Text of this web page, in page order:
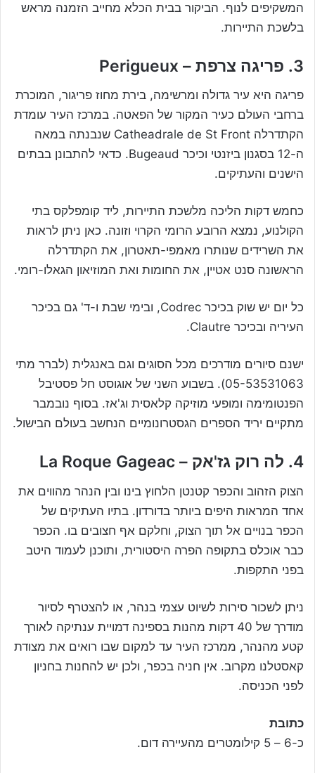
המשקיפים לנוף. הביקור בבית הכלא מחייב הזמנה מראש
בלשכת התיירות.
3. פריגה צרפת – Perigueux
פריגה היא עיר גדולה ומרשימה, בירת מחוז פריגור, המוכרת
ברחבי העולם כעיר המקור של הפאטה. במרכז העיר עומדת
הקתדרלה Catheadrale de St Front שנבנתה במאה
ה-12 בסגנון ביזנטי וכיכר Bugeaud. כדאי להתבונן בבתים
הישנים והעתיקים.
כחמש דקות הליכה מלשכת התיירות, ליד קומפלקס בתי
הקולנוע, נמצא הרובע הרומי הקרוי וזונה. כאן ניתן לראות
את השרידים שנותרו מאמפי-תאטרון, את הקתדרלה
הראשונה סנט אטיין, את החומות ואת המוזיאון הגאלו-רומי.
כל יום יש שוק בכיכר Codrec, ובימי שבת ו-ד' גם בכיכר
העיריה ובכיכר Clautre.
ישנם סיורים מודרכים מכל הסוגים וגם באנגלית (לברר מתי
05-53531063). בשבוע השני של אוגוסט חל פסטיבל
הפנטומימה ומופעי מוזיקה קלאסית וג'אז. בסוף נובמבר
מתקיים יריד הספרים הגסטרונומיים הנחשב בעולם הבישול.
4. לה רוק גז'אק – La Roque Gageac
הצוק הזהוב והכפר קטנטן הלחוץ בינו ובין הנהר מהווים את
אחד המראות היפים ביותר בדורדון. בתיו העתיקים של
הכפר בנויים אל תוך הצוק, וחלקם אף חצובים בו. הכפר
כבר אוכלס בתקופה הפרה היסטורית, ותוכנן לעמוד היטב
בפני התקפות.
ניתן לשכור סירות לשיוט עצמי בנהר, או להצטרף לסיור
מודרך של 40 דקות מהנות בספינה דמויית ענתיקה לאורך
קטע מהנהר, ממרכז העיר עד למקום שבו רואים את מצודת
קאסטלנו מקרוב. אין חניה בכפר, ולכן יש להחנות בחניון
לפני הכניסה.
כתובת
כ-6 – 5 קילומטרים מהעיירה דום.